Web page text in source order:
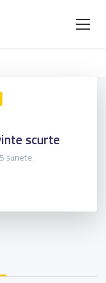
scurte
sunete.